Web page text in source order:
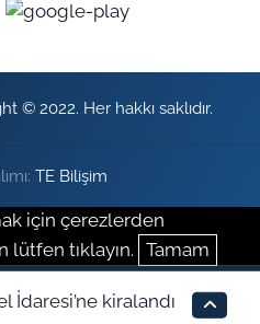
© 2022. Her hakkı saklıdır.
TE Bilişim
için çerezlerden
lütfen tıklayın. Tamam
İdaresi’ne kiralandı